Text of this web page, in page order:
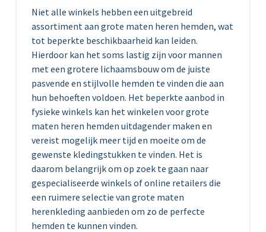
Niet alle winkels hebben een uitgebreid
assortiment aan grote maten heren hemden, wat
tot beperkte beschikbaarheid kan leiden.
Hierdoor kan het soms lastig zijn voor mannen
met een grotere lichaamsbouw om de juiste
pasvende en stijlvolle hemden te vinden die aan
hun behoeften voldoen. Het beperkte aanbod in
fysieke winkels kan het winkelen voor grote
maten heren hemden uitdagender maken en
vereist mogelijk meer tijd en moeite om de
gewenste kledingstukken te vinden. Het is
daarom belangrijk om op zoek te gaan naar
gespecialiseerde winkels of online retailers die
een ruimere selectie van grote maten
herenkleding aanbieden om zo de perfecte
hemden te kunnen vinden.